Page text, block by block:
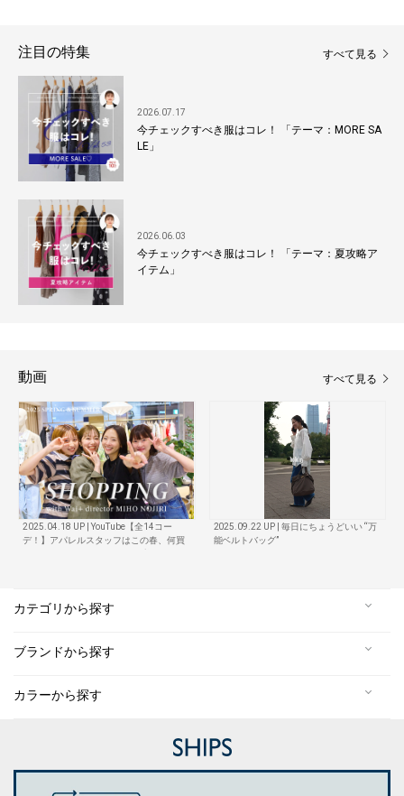
注目の特集 すべて見る
2026.07.17
今チェックすべき服はコレ！ 「テーマ：MORE SA
LE」
2026.06.03
今チェックすべき服はコレ！ 「テーマ：夏攻略ア
イテム」
動画 すべて見る
2025.04.18 UP | YouTube【全14コー
デ！】アパレルスタッフはこの春、何買
2025.09.22 UP | 毎日にちょうどいい “万
能ベルトバッグ”
カテゴリから探す
ブランドから探す
カラーから探す